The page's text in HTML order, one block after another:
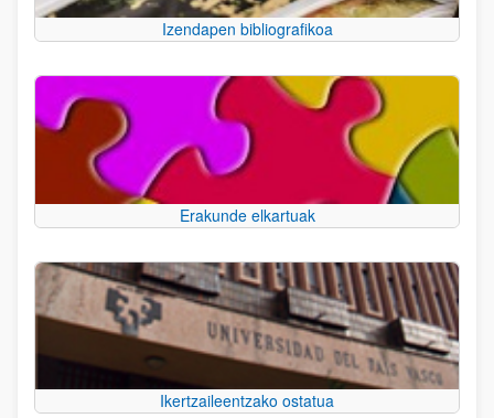
Izendapen bibliografikoa
Erakunde elkartuak
Ikertzaileentzako ostatua